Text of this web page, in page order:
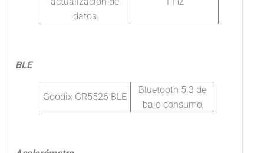
datos
BLE
Goodix GR5526 BLE
Bluetooth 5.3 de
bajo consumo